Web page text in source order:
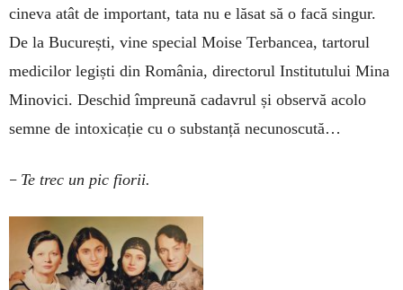
cineva atât de important, tata nu e lăsat să o facă singur.
De la București, vine special Moise Terbancea, tartorul
medicilor legiști din România, directorul Institutului Mina
Minovici. Deschid împreună cadavrul și observă acolo
semne de intoxicație cu o substanță necunoscută…
– Te trec un pic fiorii.